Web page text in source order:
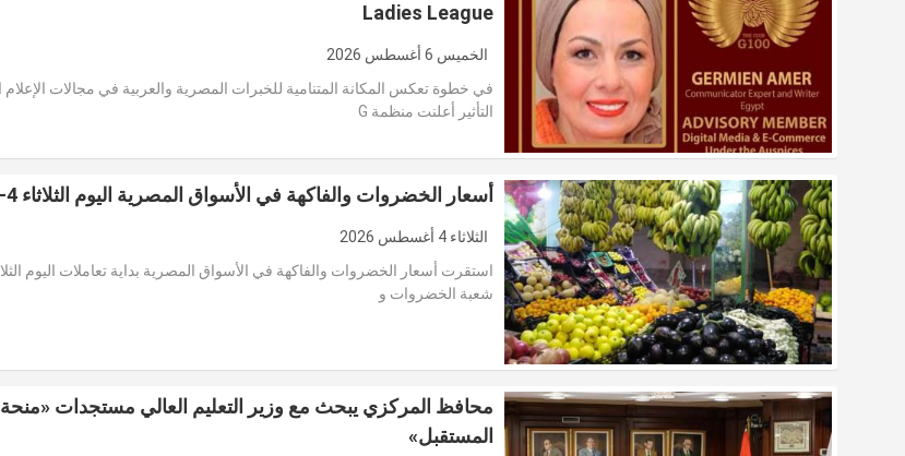
Ladies League
الخميس 6 أغسطس 2026
في خطوة تعكس المكانة المتنامية للخبرات المصرية والعربية في مجالات
التأثير أعلنت منظمة G
أسعار الخضروات والفاكهة في الأسواق المصرية اليوم الثلاثاء 4-8-2026
الثلاثاء 4 أغسطس 2026
شعبة الخضروات و
محافظ المركزي يبحث مع وزير التعليم العالي مستجدات «منحة
المستقبل»